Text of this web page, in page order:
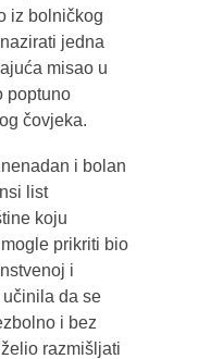
iz bolničkog
jedna
misao u
poptuno
čovjeka.
i bolan
list
koju
prikriti bio
i
da se
i bez
razmišljati